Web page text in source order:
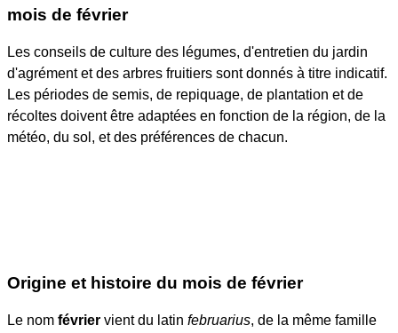
mois de février
Les conseils de culture des légumes, d'entretien du jardin
d'agrément et des arbres fruitiers sont donnés à titre indicatif.
Les périodes de semis, de repiquage, de plantation et de
récoltes doivent être adaptées en fonction de la région, de la
météo, du sol, et des préférences de chacun.
Origine et histoire du mois de février
Le nom février vient du latin februarius, de la même famille